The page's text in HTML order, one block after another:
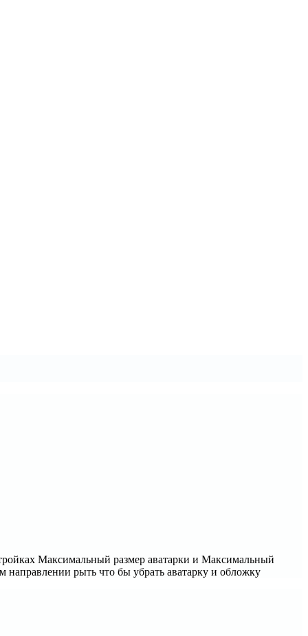
Максимальный размер аватарки и Максимальный
рыть что бы убрать аватарку и обложку